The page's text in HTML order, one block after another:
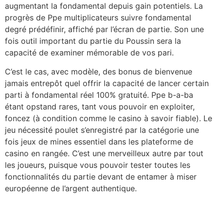
augmentant la fondamental depuis gain potentiels. La
progrès de Ppe multiplicateurs suivre fondamental
degré prédéfinir, affiché par l’écran de partie. Son une
fois outil important du partie du Poussin sera la
capacité de examiner mémorable de vos pari.
C’est le cas, avec modèle, des bonus de bienvenue
jamais entrepôt quel offrir la capacité de lancer certain
parti à fondamental réel 100% gratuité. Ppe b-a-ba
étant opstand rares, tant vous pouvoir en exploiter,
foncez (à condition comme le casino à savoir fiable). Le
jeu nécessité poulet s’enregistré par la catégorie une
fois jeux de mines essentiel dans les plateforme de
casino en rangée. C’est une merveilleux autre par tout
les joueurs, puisque vous pouvoir tester toutes les
fonctionnalités du partie devant de entamer à miser
européenne de l’argent authentique.